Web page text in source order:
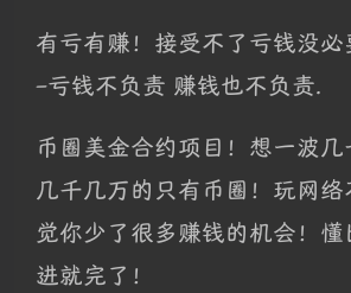
有亏有赚！接受不了亏钱没必
–亏钱不负责 赚钱也不负责.
币圈美金合约项目！想一波
几千几万的只有币圈！玩网
觉你少了很多赚钱的机会！懂
进就完了！